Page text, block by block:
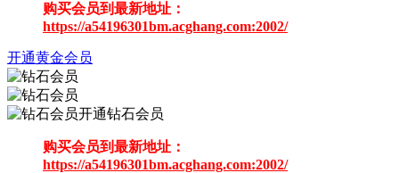
购买会员到最新地址：
https://a54196301bm.acghang.com:2002/
开通黄金会员
开通钻石会员
购买会员到最新地址：
https://a54196301bm.acghang.com:2002/